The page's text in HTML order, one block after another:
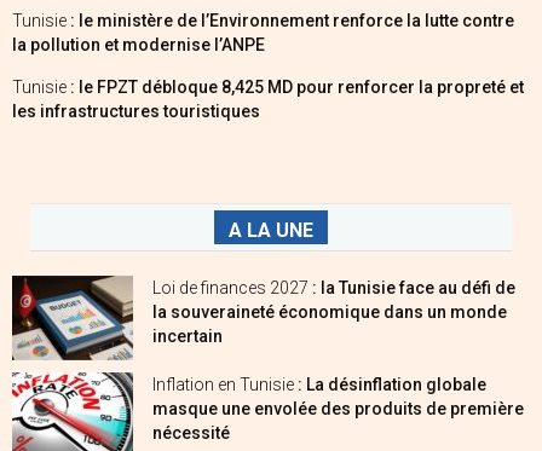
Tunisie : le ministère de l’Environnement renforce la lutte contre
la pollution et modernise l’ANPE
Tunisie : le FPZT débloque 8,425 MD pour renforcer la propreté et
les infrastructures touristiques
A LA UNE
Loi de finances 2027 : la Tunisie face au défi de
la souveraineté économique dans un monde
incertain
Inflation en Tunisie : La désinflation globale
masque une envolée des produits de première
nécessité